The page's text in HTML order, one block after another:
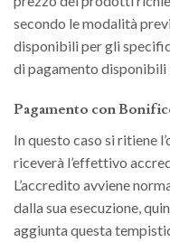
secondo le modalità
disponibili per gli
di pagamento disponibili
Pagamento con
In questo caso si ritiene
riceverà l’effettivo
L’accredito avviene
dalla sua esecuzione,
aggiunta questa